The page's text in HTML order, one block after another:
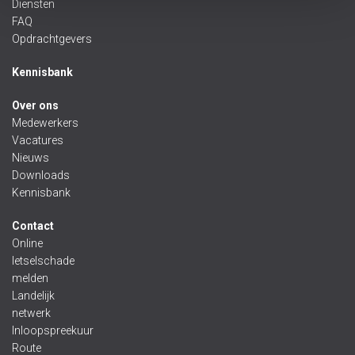
Diensten
FAQ
Opdrachtgevers
Kennisbank
Over ons
Medewerkers
Vacatures
Nieuws
Downloads
Kennisbank
Contact
Online
letselschade
melden
Landelijk
netwerk
Inloopspreekuur
Route